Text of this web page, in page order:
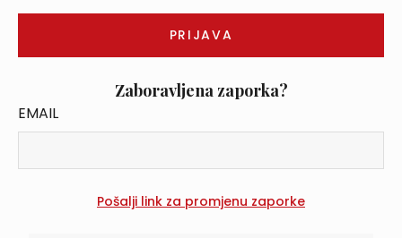
Zaboravljena zaporka?
EMAIL